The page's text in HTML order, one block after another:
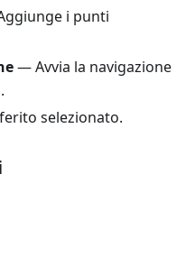
i punti
— Avvia la navigazione
selezionato.